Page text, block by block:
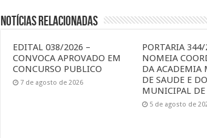
Notícias Relacionadas
EDITAL 038/2026 –
CONVOCA APROVADO EM
CONCURSO PUBLICO
7 de agosto de 2026
PORTARIA
NOMEIA
DA ACADEMIA
DE SAUDE E
MUNICIPAL DE
5 de agosto de